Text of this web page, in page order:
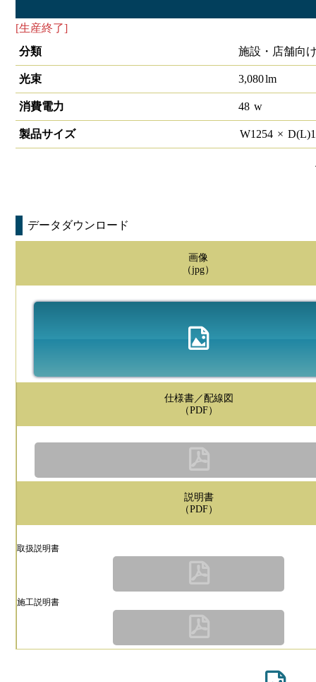
[生産終了]
分類
施設・店舗向
光束 3,080lm
消費電力 48 w
製品サイズ W1254 × D(L)
データダウンロード
画像
（jpg）
仕様書／配線図
（PDF）
説明書
（PDF）
取扱説明書
施工説明書